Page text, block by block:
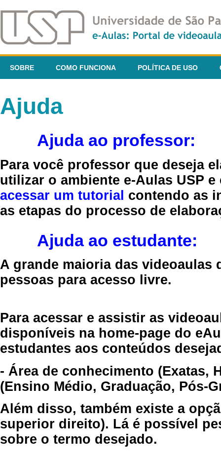
SOBRE COMO FUNCIONA POLÍTICA DE USO
Ajuda
Ajuda ao professor:
Para você professor que deseja
utilizar o ambiente e-Aulas USP
acessar um tutorial contendo as
as etapas do processo de
Ajuda ao estudante:
A grande maioria das videoaulas
pessoas para acesso livre.
Para acessar e assistir as
disponíveis na home-page do
estudantes aos conteúdos
- Área de conhecimento (Exatas,
(Ensino Médio, Graduação, Pós-
Além disso, também existe a
superior direito). Lá é possível
sobre o termo desejado.